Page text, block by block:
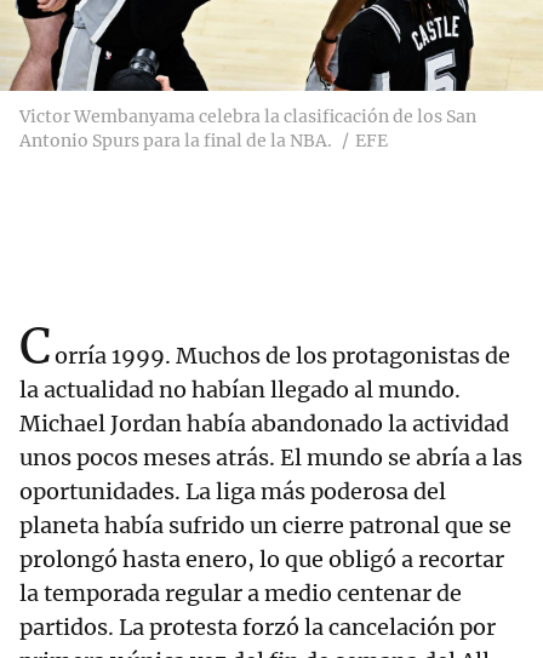
Victor Wembanyama celebra la clasificación de los San
Antonio Spurs para la final de la NBA.
EFE
Corría 1999. Muchos de los protagonistas de
la actualidad no habían llegado al mundo.
Michael Jordan había abandonado la actividad
unos pocos meses atrás. El mundo se abría a las
oportunidades. La liga más poderosa del
planeta había sufrido un cierre patronal que se
prolongó hasta enero, lo que obligó a recortar
la temporada regular a medio centenar de
partidos. La protesta forzó la cancelación por